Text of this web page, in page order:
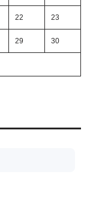
22 23
29 30